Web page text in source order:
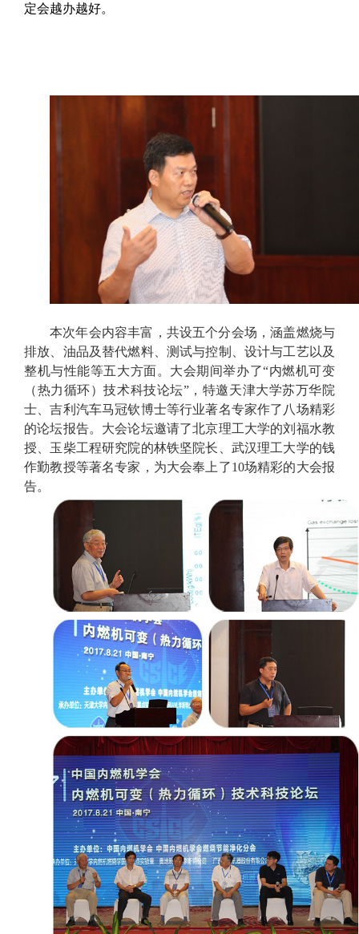
定会越办越好。
本次年会内容丰富，共设五个分会场，涵盖燃烧与
排放、油品及替代燃料、测试与控制、设计与工艺以及
整机与性能等五大方面。大会期间举办了“内燃机可变
（热力循环）技术科技论坛”，特邀天津大学苏万华院
士、吉利汽车马冠钦博士等行业著名专家作了八场精彩
的论坛报告。大会论坛邀请了北京理工大学的刘福水教
授、玉柴工程研究院的林铁坚院长、武汉理工大学的钱
作勤教授等著名专家，为大会奉上了10场精彩的大会报
告。